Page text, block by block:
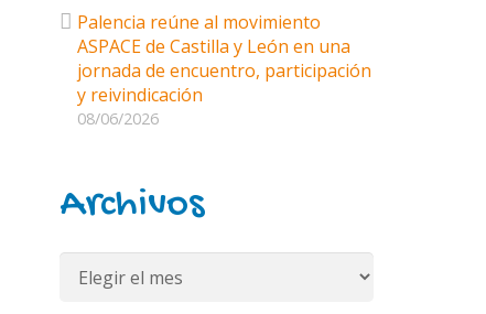
Palencia reúne al movimiento
ASPACE de Castilla y León en una
jornada de encuentro, participación
y reivindicación
08/06/2026
Archivos